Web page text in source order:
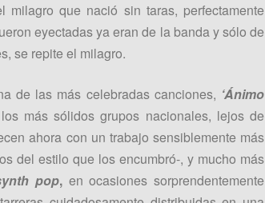
milagro que nació sin taras, perfectamente
eyectadas ya eran de la banda y sólo de
se repite el milagro.
de las más celebradas canciones, ‘Ánimo
más sólidos grupos nacionales, lejos de
ahora con un trabajo sensiblemente más
del estilo que los encumbró-, y mucho más
pop,en ocasiones sorprendentemente